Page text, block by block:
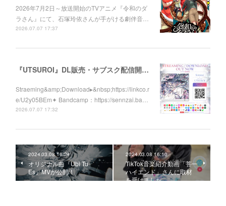
2026年7月2日～放送開始のTVアニメ『令和のダ
ラさん』にて、石塚玲依さんが手がける劇伴音…
2026.07.07 17:37
『UTSUROI』DL販売・サブスク配信開始！
Straeming&amp;Download▸&nbsp;https://linkco.r
e/U2y05BEm✦ Bandcamp：https://sennzai.ba…
2026.07.07 17:32
2024.03.08 16:24
オリジナル曲『Ubi Tu
Es』MVが公開！
2024.03.08 16:10
TikTok音楽紹介動画「菩一
ハイエンド」さんに取材
を受けました